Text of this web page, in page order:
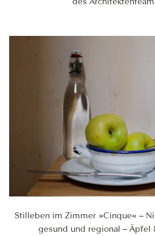
des
Stilleben im Zimmer »Cinque« –
gesund und regional – Äpfel